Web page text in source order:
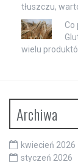
tłuszczu,
Co
wielu
Archiwa
kwiecień 2026
styczeń 2026